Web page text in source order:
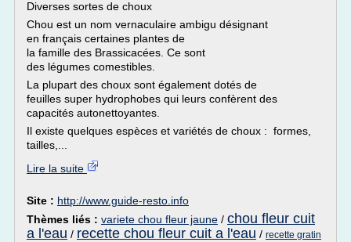
Diverses sortes de choux
Chou est un nom vernaculaire ambigu désignant
en français certaines plantes de
la famille des Brassicacées. Ce sont
des légumes comestibles.
La plupart des choux sont également dotés de
feuilles super hydrophobes qui leurs confèrent des
capacités autonettoyantes.
Il existe quelques espèces et variétés de choux : formes,
tailles,...
Lire la suite
Site : http://www.guide-resto.info
Thèmes liés : variete chou fleur jaune / chou fleur cuit
a l'eau / recette chou fleur cuit a l'eau / recette gratin